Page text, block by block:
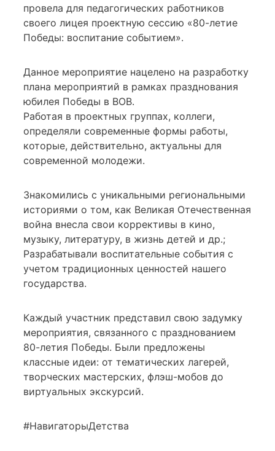
провела для педагогических работников
своего лицея проектную сессию «80-летие
Победы: воспитание событием».
Данное мероприятие нацелено на разработку
плана мероприятий в рамках празднования
юбилея Победы в ВОВ.
Работая в проектных группах, коллеги,
определяли современные формы работы,
которые, действительно, актуальны для
современной молодежи.
Знакомились с уникальными региональными
историями о том, как Великая Отечественная
война внесла свои коррективы в кино,
музыку, литературу, в жизнь детей и др.;
Разрабатывали воспитательные события с
учетом традиционных ценностей нашего
государства.
Каждый участник представил свою задумку
мероприятия, связанного с празднованием
80-летия Победы. Были предложены
классные идеи: от тематических лагерей,
творческих мастерских, флэш-мобов до
виртуальных экскурсий.
#НавигаторыДетства